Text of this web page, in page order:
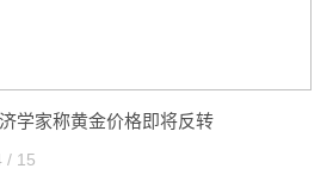
学家称黄金价格即将反转
/ 15